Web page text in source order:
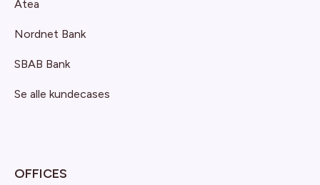
Atea
Nordnet Bank
SBAB Bank
Se alle kundecases
OFFICES